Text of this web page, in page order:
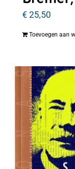
€25,50
Toevoegen aan